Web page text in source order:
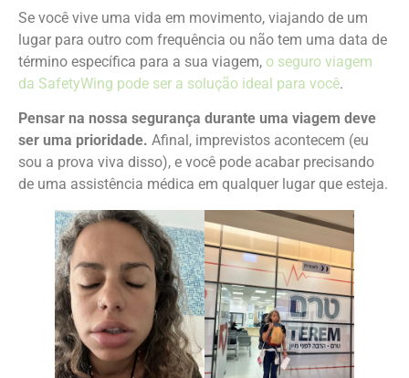
Se você vive uma vida em movimento, viajando de um
lugar para outro com frequência ou não tem uma data de
término específica para a sua viagem, o seguro viagem
da SafetyWing pode ser a solução ideal para você.
Pensar na nossa segurança durante uma viagem deve
ser uma prioridade. Afinal, imprevistos acontecem (eu
sou a prova viva disso), e você pode acabar precisando
de uma assistência médica em qualquer lugar que esteja.